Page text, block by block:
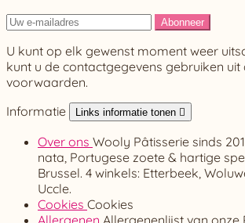
U kunt op elk gewenst moment weer
kunt u de contactgegevens gebruiken
voorwaarden.
Informatie
Links informatie tonen 
Over ons Wooly Pâtisserie sinds
nata, Portugese zoete & hartige
Brussel. 4 winkels: Etterbeek,
Uccle.
Cookies Cookies
Allergenen Allergenenlijst van onze